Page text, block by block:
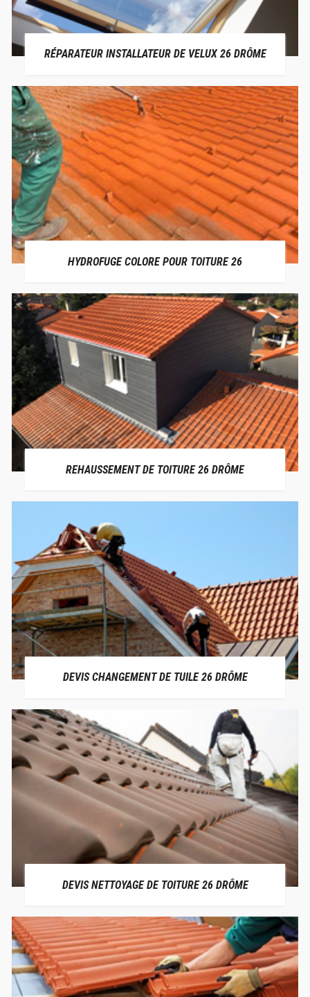
RÉPARATEUR INSTALLATEUR DE VELUX 26 DRÔME
HYDROFUGE COLORE POUR TOITURE 26
REHAUSSEMENT DE TOITURE 26 DRÔME
DEVIS CHANGEMENT DE TUILE 26 DRÔME
DEVIS NETTOYAGE DE TOITURE 26 DRÔME